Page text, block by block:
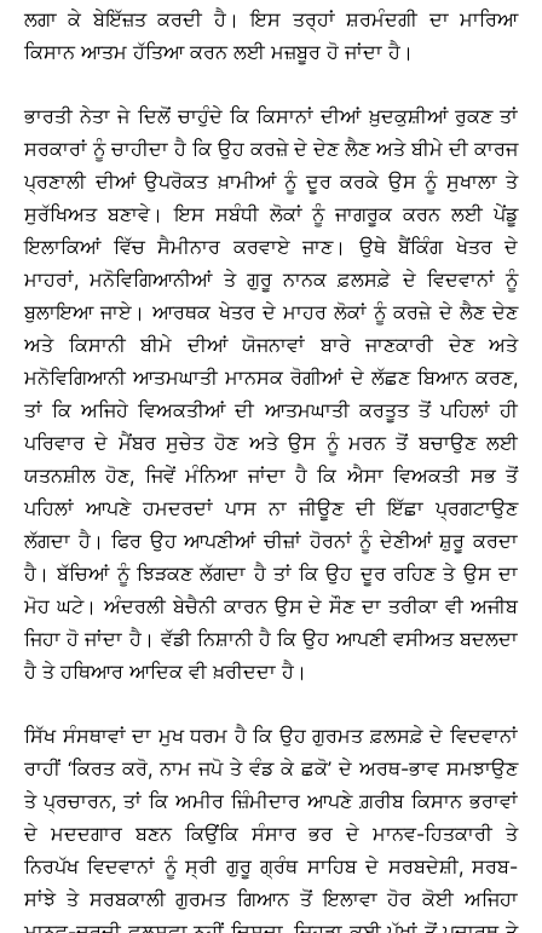
ਲਗਾ ਕੇ ਬੇਇੱਜ਼ਤ ਕਰਦੀ ਹੈ। ਇਸ ਤਰ੍ਹਾਂ ਸ਼ਰਮੰਦਗੀ ਦਾ ਮਾਰਿਆ
ਕਿਸਾਨ ਆਤਮ ਹੱਤਿਆ ਕਰਨ ਲਈ ਮਜ਼ਬੂਰ ਹੋ ਜਾਂਦਾ ਹੈ।
ਭਾਰਤੀ ਨੇਤਾ ਜੇ ਦਿਲੋਂ ਚਾਹੁੰਦੇ ਕਿ ਕਿਸਾਨਾਂ ਦੀਆਂ ਖ਼ੁਦਕੁਸ਼ੀਆਂ ਰੁਕਣ ਤਾਂ
ਸਰਕਾਰਾਂ ਨੂੰ ਚਾਹੀਦਾ ਹੈ ਕਿ ਉਹ ਕਰਜ਼ੇ ਦੇ ਦੇਣ ਲੈਣ ਅਤੇ ਬੀਮੇ ਦੀ ਕਾਰਜ
ਪ੍ਰਣਾਲੀ ਦੀਆਂ ਉਪਰੋਕਤ ਖ਼ਾਮੀਆਂ ਨੂੰ ਦੂਰ ਕਰਕੇ ਉਸ ਨੂੰ ਸੁਖਾਲਾ ਤੇ
ਸੁਰੱਖਿਅਤ ਬਣਾਵੇ। ਇਸ ਸਬੰਧੀ ਲੋਕਾਂ ਨੂੰ ਜਾਗਰੂਕ ਕਰਨ ਲਈ ਪੇਂਡੂ
ਇਲਾਕਿਆਂ ਵਿੱਚ ਸੈਮੀਨਾਰ ਕਰਵਾਏ ਜਾਣ। ਉਥੇ ਬੈਂਕਿੰਗ ਖੇਤਰ ਦੇ
ਮਾਹਰਾਂ, ਮਨੋਵਿਗਿਆਨੀਆਂ ਤੇ ਗੁਰੂ ਨਾਨਕ ਫ਼ਲਸਫ਼ੇ ਦੇ ਵਿਦਵਾਨਾਂ ਨੂੰ
ਬੁਲਾਇਆ ਜਾਏ। ਆਰਥਕ ਖੇਤਰ ਦੇ ਮਾਹਰ ਲੋਕਾਂ ਨੂੰ ਕਰਜ਼ੇ ਦੇ ਲੈਣ ਦੇਣ
ਅਤੇ ਕਿਸਾਨੀ ਬੀਮੇ ਦੀਆਂ ਯੋਜਨਾਵਾਂ ਬਾਰੇ ਜਾਣਕਾਰੀ ਦੇਣ ਅਤੇ
ਮਨੋਵਿਗਿਆਨੀ ਆਤਮਘਾਤੀ ਮਾਨਸਕ ਰੋਗੀਆਂ ਦੇ ਲੱਛਣ ਬਿਆਨ ਕਰਣ,
ਤਾਂ ਕਿ ਅਜਿਹੇ ਵਿਅਕਤੀਆਂ ਦੀ ਆਤਮਘਾਤੀ ਕਰਤੂਤ ਤੋਂ ਪਹਿਲਾਂ ਹੀ
ਪਰਿਵਾਰ ਦੇ ਮੈਂਬਰ ਸੁਚੇਤ ਹੋਣ ਅਤੇ ਉਸ ਨੂੰ ਮਰਨ ਤੋਂ ਬਚਾਉਣ ਲਈ
ਯਤਨਸ਼ੀਲ ਹੋਣ, ਜਿਵੇਂ ਮੰਨਿਆ ਜਾਂਦਾ ਹੈ ਕਿ ਐਸਾ ਵਿਅਕਤੀ ਸਭ ਤੋਂ
ਪਹਿਲਾਂ ਆਪਣੇ ਹਮਦਰਦਾਂ ਪਾਸ ਨਾ ਜੀਊਣ ਦੀ ਇੱਛਾ ਪ੍ਰਗਟਾਉਣ
ਲੱਗਦਾ ਹੈ। ਫਿਰ ਉਹ ਆਪਣੀਆਂ ਚੀਜ਼ਾਂ ਹੋਰਨਾਂ ਨੂੰ ਦੇਣੀਆਂ ਸ਼ੁਰੂ ਕਰਦਾ
ਹੈ। ਬੱਚਿਆਂ ਨੂੰ ਝਿੜਕਣ ਲੱਗਦਾ ਹੈ ਤਾਂ ਕਿ ਉਹ ਦੂਰ ਰਹਿਣ ਤੇ ਉਸ ਦਾ
ਮੋਹ ਘਟੇ। ਅੰਦਰਲੀ ਬੇਚੈਨੀ ਕਾਰਨ ਉਸ ਦੇ ਸੌਣ ਦਾ ਤਰੀਕਾ ਵੀ ਅਜੀਬ
ਜਿਹਾ ਹੋ ਜਾਂਦਾ ਹੈ। ਵੱਡੀ ਨਿਸ਼ਾਨੀ ਹੈ ਕਿ ਉਹ ਆਪਣੀ ਵਸੀਅਤ ਬਦਲਦਾ
ਹੈ ਤੇ ਹਥਿਆਰ ਆਦਿਕ ਵੀ ਖ਼ਰੀਦਦਾ ਹੈ।
ਸਿੱਖ ਸੰਸਥਾਵਾਂ ਦਾ ਮੁਖ ਧਰਮ ਹੈ ਕਿ ਉਹ ਗੁਰਮਤ ਫ਼ਲਸਫ਼ੇ ਦੇ ਵਿਦਵਾਨਾਂ
ਰਾਹੀਂ ‘ਕਿਰਤ ਕਰੋ, ਨਾਮ ਜਪੋ ਤੇ ਵੰਡ ਕੇ ਛਕੋ’ ਦੇ ਅਰਥ-ਭਾਵ ਸਮਝਾਉਣ
ਤੇ ਪ੍ਰਚਾਰਨ, ਤਾਂ ਕਿ ਅਮੀਰ ਜ਼ਿੰਮੀਦਾਰ ਆਪਣੇ ਗ਼ਰੀਬ ਕਿਸਾਨ ਭਰਾਵਾਂ
ਦੇ ਮਦਦਗਾਰ ਬਣਨ ਕਿਉਂਕਿ ਸੰਸਾਰ ਭਰ ਦੇ ਮਾਨਵ-ਹਿਤਕਾਰੀ ਤੇ
ਨਿਰਪੱਖ ਵਿਦਵਾਨਾਂ ਨੂੰ ਸ੍ਰੀ ਗੁਰੂ ਗ੍ਰੰਥ ਸਾਹਿਬ ਦੇ ਸਰਬਦੇਸ਼ੀ, ਸਰਬ-
ਸਾਂਝੇ ਤੇ ਸਰਬਕਾਲੀ ਗੁਰਮਤ ਗਿਆਨ ਤੋਂ ਇਲਾਵਾ ਹੋਰ ਕੋਈ ਅਜਿਹਾ